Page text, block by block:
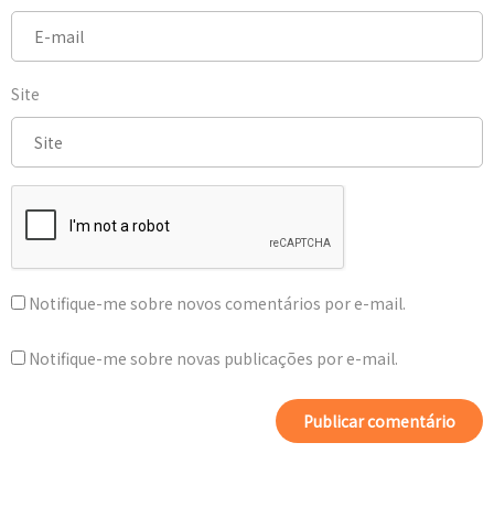
Site
Notifique-me sobre novos comentários por e-mail.
Notifique-me sobre novas publicações por e-mail.